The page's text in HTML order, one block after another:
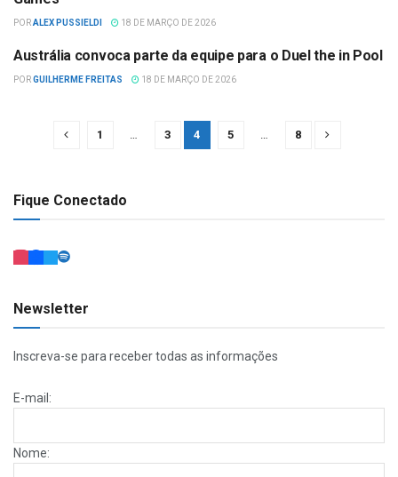
PORALEX PUSSIELDI 18 DE MARÇO DE 2026
NATAÇÃO
Austrália convoca parte da equipe para o Duel the in Pool
PORGUILHERME FREITAS 18 DE MARÇO DE 2026
1 … 3 4 5 … 8
Fique Conectado
Newsletter
Inscreva-se para receber todas as informações
E-mail:
Nome: